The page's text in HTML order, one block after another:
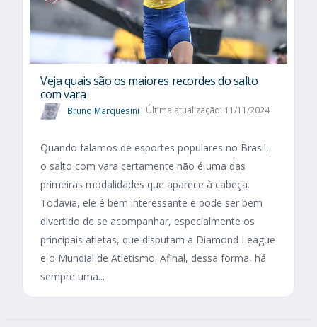
Veja quais são os maiores recordes do salto
com vara
Bruno Marquesini Última atualização: 11/11/2024
Quando falamos de esportes populares no Brasil,
o salto com vara certamente não é uma das
primeiras modalidades que aparece à cabeça.
Todavia, ele é bem interessante e pode ser bem
divertido de se acompanhar, especialmente os
principais atletas, que disputam a Diamond League
e o Mundial de Atletismo. Afinal, dessa forma, há
sempre uma...